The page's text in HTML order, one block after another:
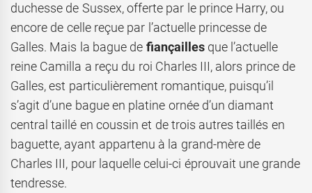
duchesse de Sussex, offerte par le prince Harry, ou
encore de celle reçue par l’actuelle princesse de
Galles. Mais la bague de fiançaillesque l’actuelle
reine Camilla a reçu du roi Charles III, alors prince de
Galles, est particulièrement romantique, puisqu’il
s’agit d’une bague en platine ornée d’un diamant
central taillé en coussin et de trois autres taillés en
baguette, ayant appartenu à la grand-mère de
Charles III, pour laquelle celui-ci éprouvait une grande
tendresse.